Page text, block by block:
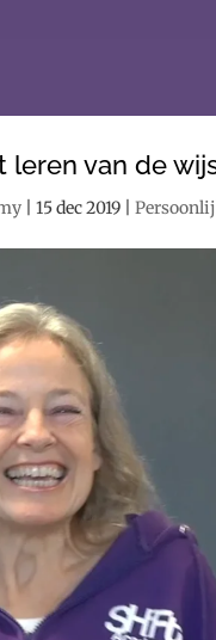
leren van de
15 dec 2019